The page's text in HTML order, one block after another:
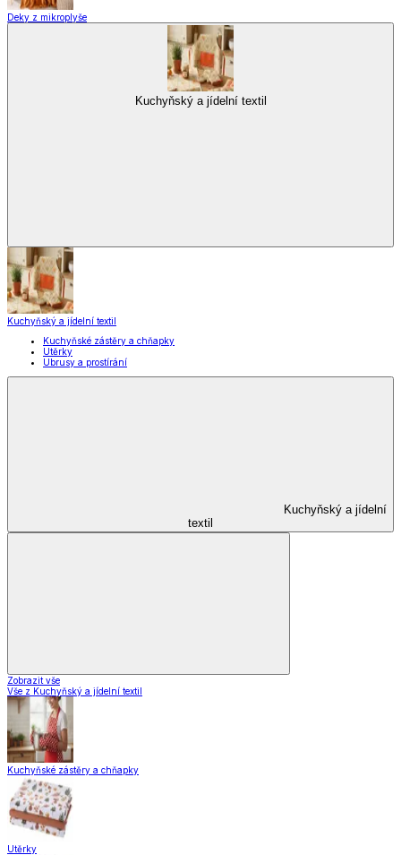
Deky z mikroplyše
Kuchyňský a jídelní textil
Kuchyňský a jídelní textil
Kuchyňské zástěry a chňapky
Utěrky
Ubrusy a prostírání
Kuchyňský a jídelní
textil
Zobrazit vše
Vše z Kuchyňský a jídelní textil
Kuchyňské zástěry a chňapky
Utěrky